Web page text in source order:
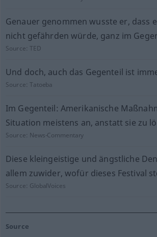
Genauer genommen wusste er, dass
nicht gefährden würde, ganz im
Source:TED
Und doch, auch das Gegenteil ist
Source:Tatoeba
Im Gegenteil: Amerikanische
Situation meistens an, anstatt sie zu
Source: News-Commentary
Diese kleingeistige und ängstliche
allem zuwider, wofür dieses Festival
Source: GlobalVoices
Source